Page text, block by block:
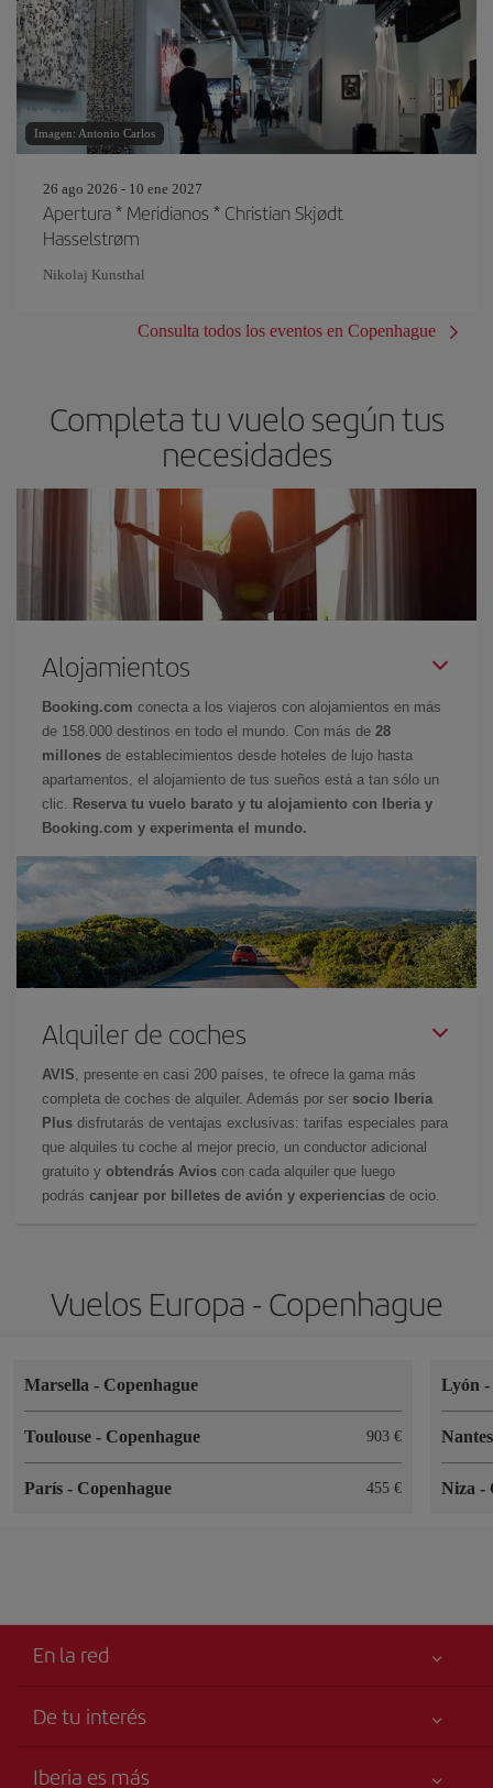
Imagen: Antonio Carlos
26 ago 2026 - 10 ene 2027
Apertura * Meridianos * Christian Skjødt
Hasselstrøm
Nikolaj Kunsthal
Consulta todos los eventos en Copenhague
Completa tu vuelo según tus
necesidades
Alojamientos
Booking.com conecta a los viajeros con alojamientos en más
de 158.000 destinos en todo el mundo. Con más de 28
millones de establecimientos desde hoteles de lujo hasta
apartamentos, el alojamiento de tus sueños está a tan sólo un
clic.
Reserva tu vuelo barato y tu alojamiento con Iberia y
Booking.com y experimenta el mundo.
Alquiler de coches
AVIS , presente en casi 200 países, te ofrece la gama más
completa de coches de alquiler. Además por ser socio Iberia
Plus disfrutarás de ventajas exclusivas: tarifas especiales para
que alquiles tu coche al mejor precio, un conductor adicional
gratuito y obtendrás Avios con cada alquiler que luego
podrás canjear por billetes de avión y experiencias de ocio.
Vuelos Europa - Copenhague
Marsella - Copenhague
Toulouse - Copenhague 903 €
París - Copenhague 455 €
Lyón
Niza-
En la red
De tu interés
Iberia es más